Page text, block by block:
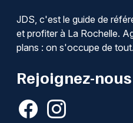
JDS, c'est le guide de
et profiter à La Rochelle.
plans : on s'occupe de tout.
Rejoignez-